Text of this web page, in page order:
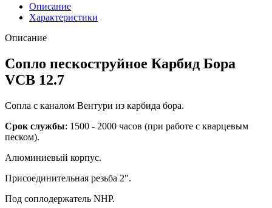
Описание
Характеристики
Описание
Сопло пескоструйное Карбид Бора
VCB 12.7
Сопла с каналом Вентури из карбида бора.
Срок службы: 1500 - 2000 часов (при работе с кварцевым
песком).
Алюминиевый корпус.
Присоединительная резьба 2".
Под соплодержатель NHP.